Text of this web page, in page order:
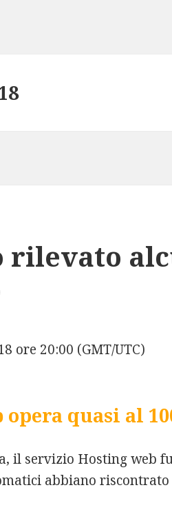
rilevato
ore 20:00 (GMT/UTC)
quasi al
il servizio Hosting web
abbiano